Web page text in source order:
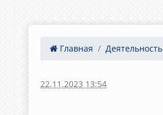
Главная Деятельность
22.11.2023 13:54